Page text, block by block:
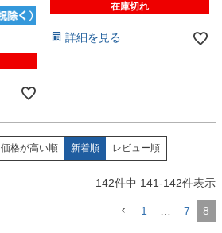
在庫切れ
詳細を見る
価格が高い順 新着順 レビュー順
142件中 141-142件表示
1 7 8